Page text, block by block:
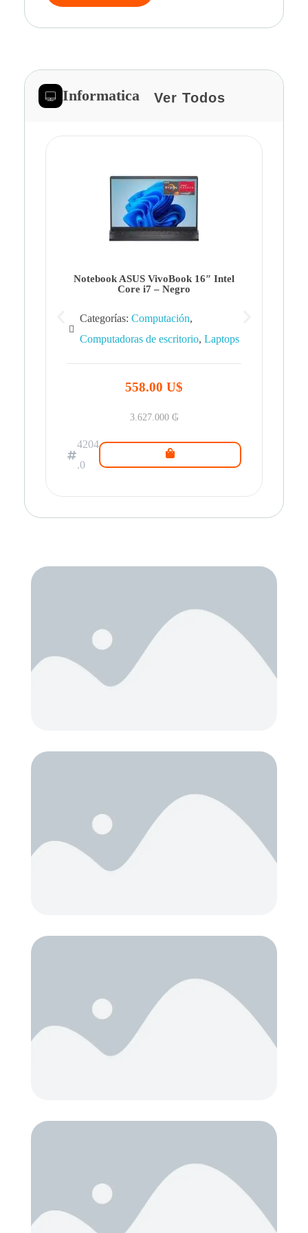
Informatica Ver Todos
Notebook ASUS VivoBook 16″ Intel
Core i7 – Negro
Categorías: Computación,
Computadoras de escritorio, Laptops
558.00 U$
3.627.000 ₲
4204
.0